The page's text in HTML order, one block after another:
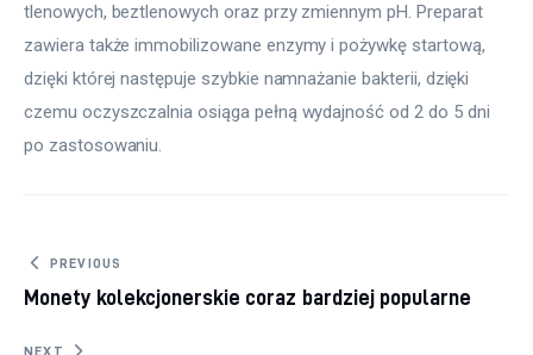
tlenowych, beztlenowych oraz przy zmiennym pH. Preparat
zawiera także immobilizowane enzymy i pożywkę startową,
dzięki której następuje szybkie namnażanie bakterii, dzięki
czemu oczyszczalnia osiąga pełną wydajność od 2 do 5 dni
po zastosowaniu.
Nawigacja wpisu
PREVIOUS
Monety kolekcjonerskie coraz bardziej popularne
NEXT